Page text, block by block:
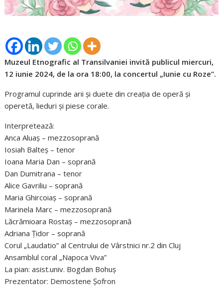
Muzeul Etnografic al Transilvaniei invită publicul miercuri,
12 iunie 2024, de la ora 18:00, la concertul „Iunie cu Roze”.
Programul cuprinde arii şi duete din creaţia de operă şi
operetă, lieduri şi piese corale.
Interpretează:
Anca Aluaş – mezzosoprană
Iosiah Balteş – tenor
Ioana Maria Dan – soprană
Dan Dumitrana – tenor
Alice Gavriliu – soprană
Maria Ghircoiaş – soprană
Marinela Marc – mezzosoprană
Lăcrămioara Rostaş – mezzosoprană
Adriana Ţidor – soprană
Corul „Laudatio” al Centrului de Vârstnici nr.2 din Cluj
Ansamblul coral „Napoca Viva”
La pian: asist.univ. Bogdan Bohuș
Prezentator: Demostene Şofron